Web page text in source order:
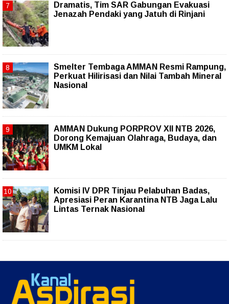
Dramatis, Tim SAR Gabungan Evakuasi
Jenazah Pendaki yang Jatuh di Rinjani
Smelter Tembaga AMMAN Resmi Rampung,
Perkuat Hilirisasi dan Nilai Tambah Mineral
Nasional
AMMAN Dukung PORPROV XII NTB 2026,
Dorong Kemajuan Olahraga, Budaya, dan
UMKM Lokal
Komisi IV DPR Tinjau Pelabuhan Badas,
Apresiasi Peran Karantina NTB Jaga Lalu
Lintas Ternak Nasional